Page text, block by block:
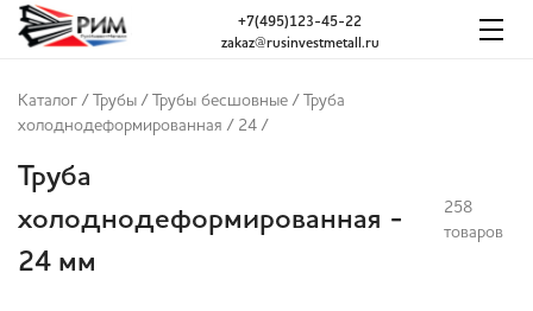
zakaz@rusinvestmetall.ru
+7(495)123-45-22
Каталог / Трубы / Трубы бесшовные /
Труба
холоднодеформированная / 24 /
Труба
холоднодеформированная -
24 мм
258
товаров